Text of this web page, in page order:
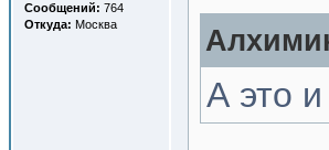
Сообщений: 764
Откуда: Москва
А это